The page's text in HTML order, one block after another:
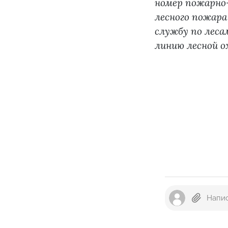
номер
лесного
службу по
линию лесной